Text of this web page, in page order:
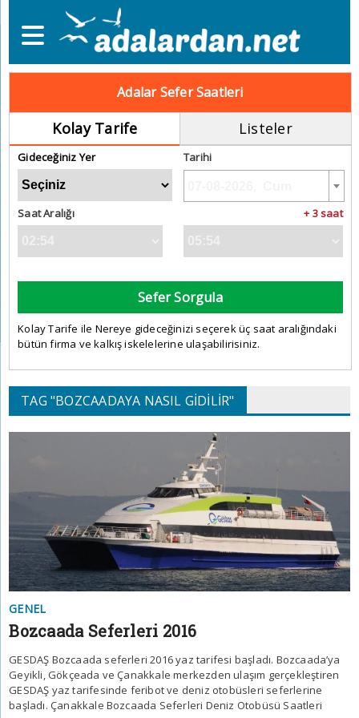
Adalar Sefer Saatleri
Kolay Tarife Listeler
Gideceğiniz Yer Tarihi
Saat Aralığı + 3 saat
Sefer Sorgula
Kolay Tarife ile Nereye gideceğinizi seçerek üç saat aralığındaki
bütün firma ve kalkış iskelelerine ulaşabilirisiniz.
TAG "BOZCAADAYA NASIL GIDILIR"
GENEL
Bozcaada Seferleri 2016
GESDAŞ Bozcaada seferleri 2016 yaz tarifesi başladı. Bozcaada’ya
Geyikli, Gökçeada ve Çanakkale merkezden ulaşım gerçekleştiren
GESDAŞ yaz tarifesinde feribot ve deniz otobüsleri seferlerine
başladı. Çanakkale Bozcaada Seferleri Deniz Otobüsü Saatleri